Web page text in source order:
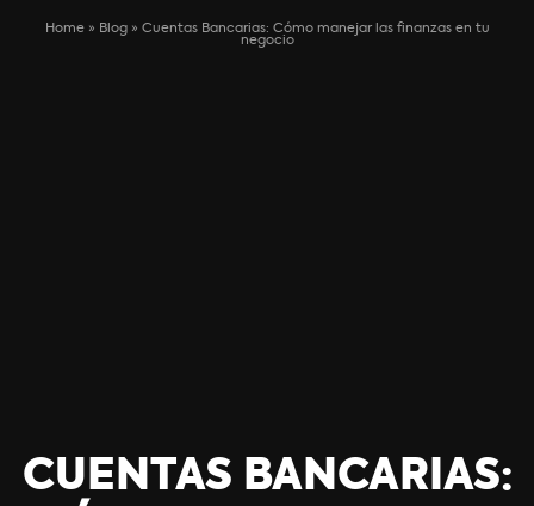
Home» Blog» Cuentas Bancarias: Cómo manejar las finanzas en tu
negocio
CUENTAS BANCARIAS: